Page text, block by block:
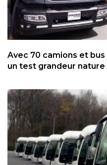
Avec 70 camions et
un test grandeur nature